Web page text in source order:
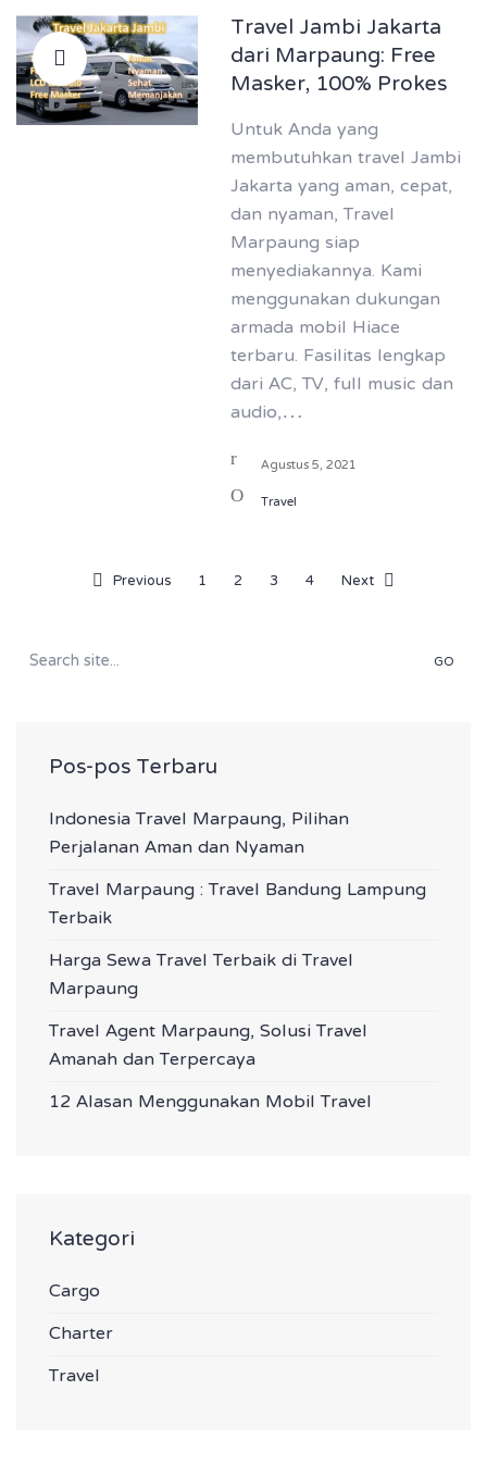
Travel Jambi Jakarta
dari Marpaung: Free
Masker, 100% Prokes
Untuk Anda yang
membutuhkan travel Jambi
Jakarta yang aman, cepat,
dan nyaman, Travel
Marpaung siap
menyediakannya. Kami
menggunakan dukungan
armada mobil Hiace
terbaru. Fasilitas lengkap
dari AC, TV, full music dan
audio,…
Agustus 5, 2021
Travel
Previous 1 2 3 4 Next
Search
for:
Pos-pos Terbaru
Indonesia Travel Marpaung, Pilihan
Perjalanan Aman dan Nyaman
Travel Marpaung : Travel Bandung Lampung
Terbaik
Harga Sewa Travel Terbaik di Travel
Marpaung
Travel Agent Marpaung, Solusi Travel
Amanah dan Terpercaya
12 Alasan Menggunakan Mobil Travel
Kategori
Cargo
Charter
Travel